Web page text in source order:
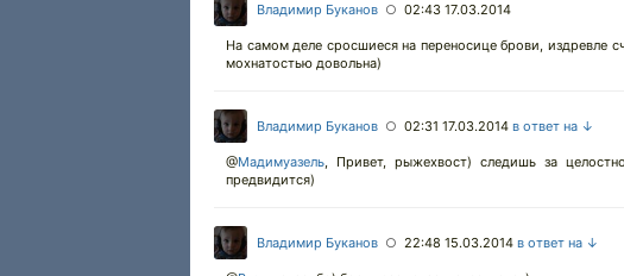
Владимир Буканов ○ 02:43 17.03.2014
На самом деле сросшиеся на переносице брови, издревле
мохнатостью довольна)
Владимир Буканов ○ 02:31 17.03.2014 в ответ на ↓
@Мадимуазель, Привет, рыжехвост) следишь за
предвидится)
Владимир Буканов ○ 22:48 15.03.2014 в ответ на ↓